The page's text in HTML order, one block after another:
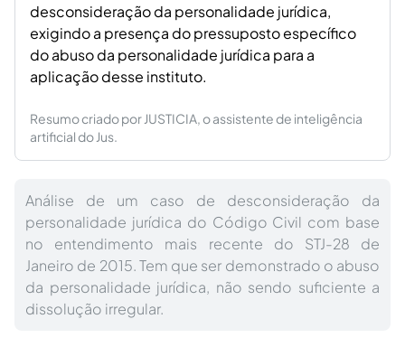
desconsideração da personalidade jurídica,
exigindo a presença do pressuposto específico
do abuso da personalidade jurídica para a
aplicação desse instituto.
Resumo criado por JUSTICIA, o assistente de inteligência
artificial do Jus.
Análise de um caso de desconsideração da
personalidade jurídica do Código Civil com base
no entendimento mais recente do STJ-28 de
Janeiro de 2015. Tem que ser demonstrado o abuso
da personalidade jurídica, não sendo suficiente a
dissolução irregular.